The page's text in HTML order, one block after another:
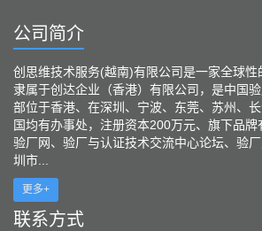
公司简介
创思维技术服务(越南)有限公司是一家全球性
隶属于创达企业（香港）有限公司，是中国
部位于香港、在深圳、宁波、东莞、苏州、
国均有办事处，注册资本200万元、旗下品牌
验厂网、验厂与认证技术交流中心论坛、验
圳市...
更多+
联系方式